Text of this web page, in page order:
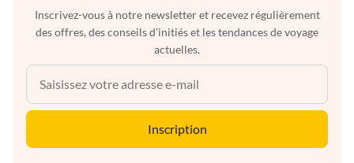
Inscrivez-vous à notre newsletter et recevez régulièrement
des offres, des conseils d'initiés et les tendances de voyage
actuelles.
Inscription